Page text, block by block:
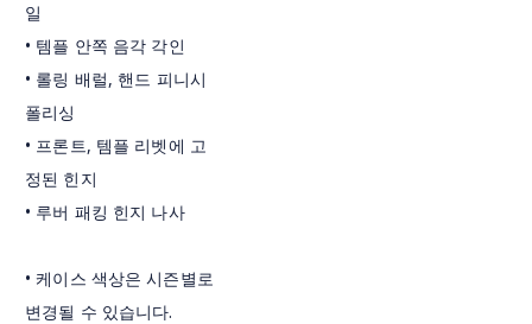
일
• 템플 안쪽 음각 각인
• 롤링 배럴, 핸드 피니시
폴리싱
• 프론트, 템플 리벳에 고
정된 힌지
• 루버 패킹 힌지 나사
• 케이스 색상은 시즌별로
변경될 수 있습니다.